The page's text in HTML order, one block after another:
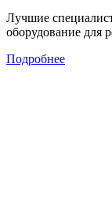
Лучшие
оборудование для
Подробнее